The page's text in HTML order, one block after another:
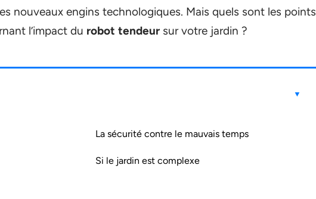
nouveaux engins technologiques. Mais quels sont les points
l’impact du robot tendeur sur votre jardin ?
La sécurité contre le mauvais temps
Si le jardin est complexe